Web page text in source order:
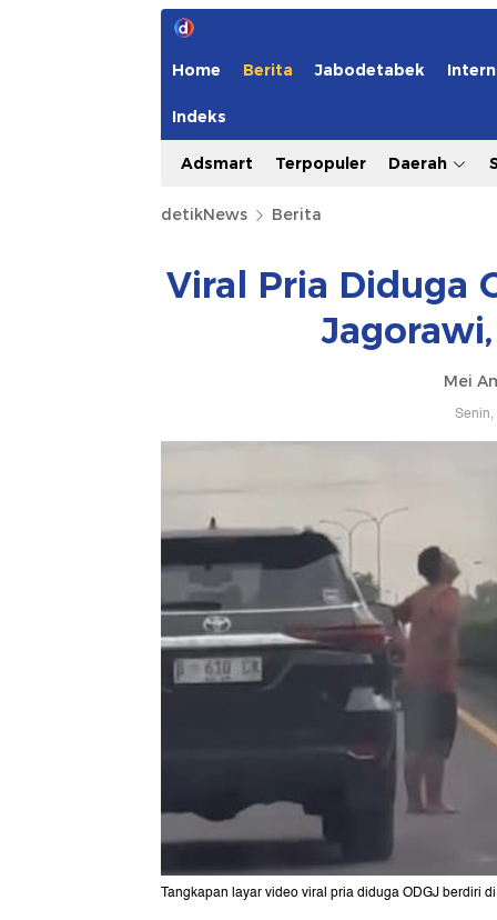
Home Berita Jabodetabek
Indeks
Adsmart Terpopuler Daerah
detikNews Berita
Viral Pria Diduga
Mei
Tangkapan layar video viral pria diduga ODGJ berdiri